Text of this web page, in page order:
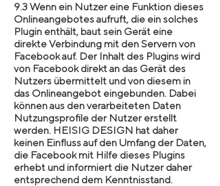
9.3 Wenn ein Nutzer eine Funktion dieses
Onlineangebotes aufruft, die ein solches
Plugin enthält, baut sein Gerät eine
direkte Verbindung mit den Servern von
Facebook auf. Der Inhalt des Plugins wird
von Facebook direkt an das Gerät des
Nutzers übermittelt und von diesem in
das Onlineangebot eingebunden. Dabei
können aus den verarbeiteten Daten
Nutzungsprofile der Nutzer erstellt
werden. HEISIG DESIGN hat daher
keinen Einfluss auf den Umfang der Daten,
die Facebook mit Hilfe dieses Plugins
erhebt und informiert die Nutzer daher
entsprechend dem Kenntnisstand.